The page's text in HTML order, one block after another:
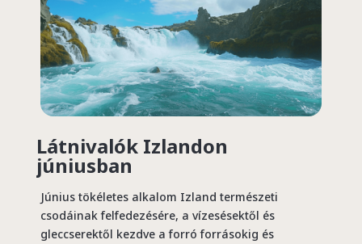
Látnivalók Izlandon
júniusban
Június tökéletes alkalom Izland természeti
csodáinak felfedezésére, a vízesésektől és
gleccserektől kezdve a forró forrásokig és